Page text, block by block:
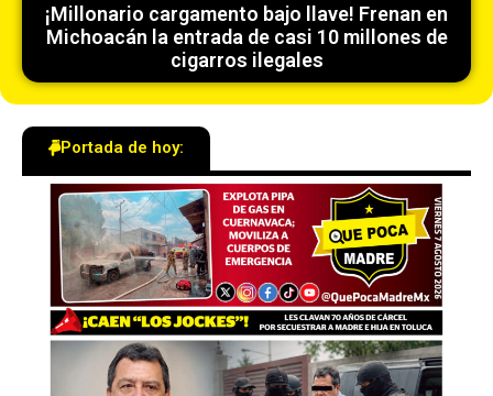
¡Millonario cargamento bajo llave! Frenan en
Michoacán la entrada de casi 10 millones de
cigarros ilegales
Portada de hoy: